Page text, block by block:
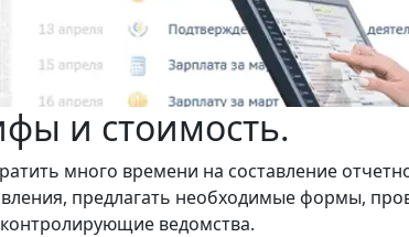
и стоимость.
много времени на составление
предлагать необходимые формы,
ведомства.